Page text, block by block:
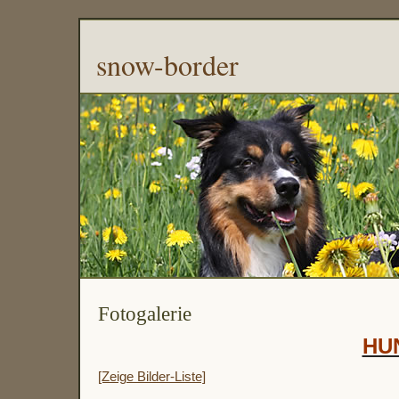
snow-border
Fotogalerie
[Zeige Bilder-Liste]